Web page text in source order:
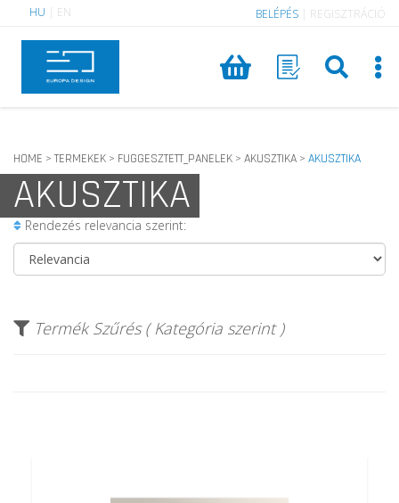
HU EN BELÉPÉS REGISZTRÁCIÓ
HOME > TERMEKEK > FUGGESZTETT_PANELEK > AKUSZTIKA > AKUSZTIKA
AKUSZTIKA
Rendezés relevancia szerint:
Termék Szűrés ( Kategória szerint )